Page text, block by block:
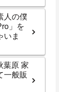
人の僕
」を
いま
葉原 家
一般販